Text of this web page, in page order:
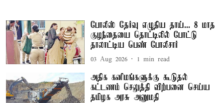
போலீஸ் தேர்வு எழுதிய தாய்... 8 மாத
குழந்தையை தொட்டிலில் போட்டு
தாலாட்டிய பெண் போலீசார்
03 Aug 2026 1 min read
அதிக கனிமங்களுக்கு கூடுதல்
கட்டணம் செலுத்தி விற்பனை செய்ய
தமிழக அரசு அனுமதி